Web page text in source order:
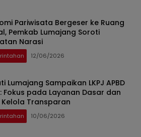
Pariwisata Bergeser ke Ruang
Pemkab Lumajang Soroti
Narasi
12/06/2026
Lumajang Sampaikan LKPJ APBD
Fokus pada Layanan Dasar dan
Transparan
10/06/2026